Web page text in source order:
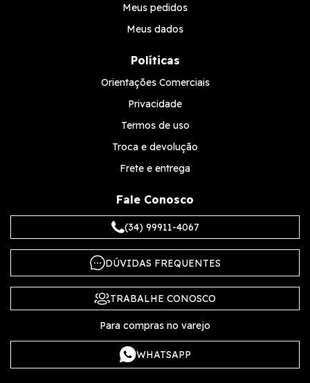
Meus pedidos
Meus dados
Políticas
Orientações Comerciais
Privacidade
Termos de uso
Troca e devolução
Frete e entrega
Fale Conosco
(34) 99911-4067
DÚVIDAS FREQUENTES
TRABALHE CONOSCO
Para compras no varejo
WHATSAPP